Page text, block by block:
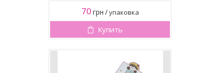
70 грн /упаковка
Купить